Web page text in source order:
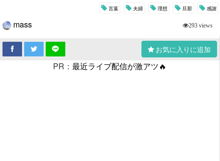
言葉 夫婦 理想 旦那 感謝
mass 293 views
お気に入りに追加
PR： 最近ライブ配信が激アツ🔥